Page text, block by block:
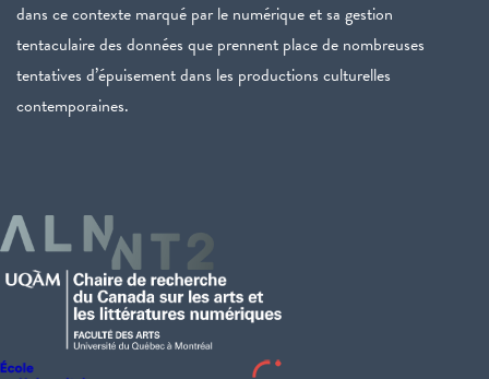
dans ce contexte marqué par le numérique et sa gestion
tentaculaire des données que prennent place de nombreuses
tentatives d’épuisement dans les productions culturelles
contemporaines.